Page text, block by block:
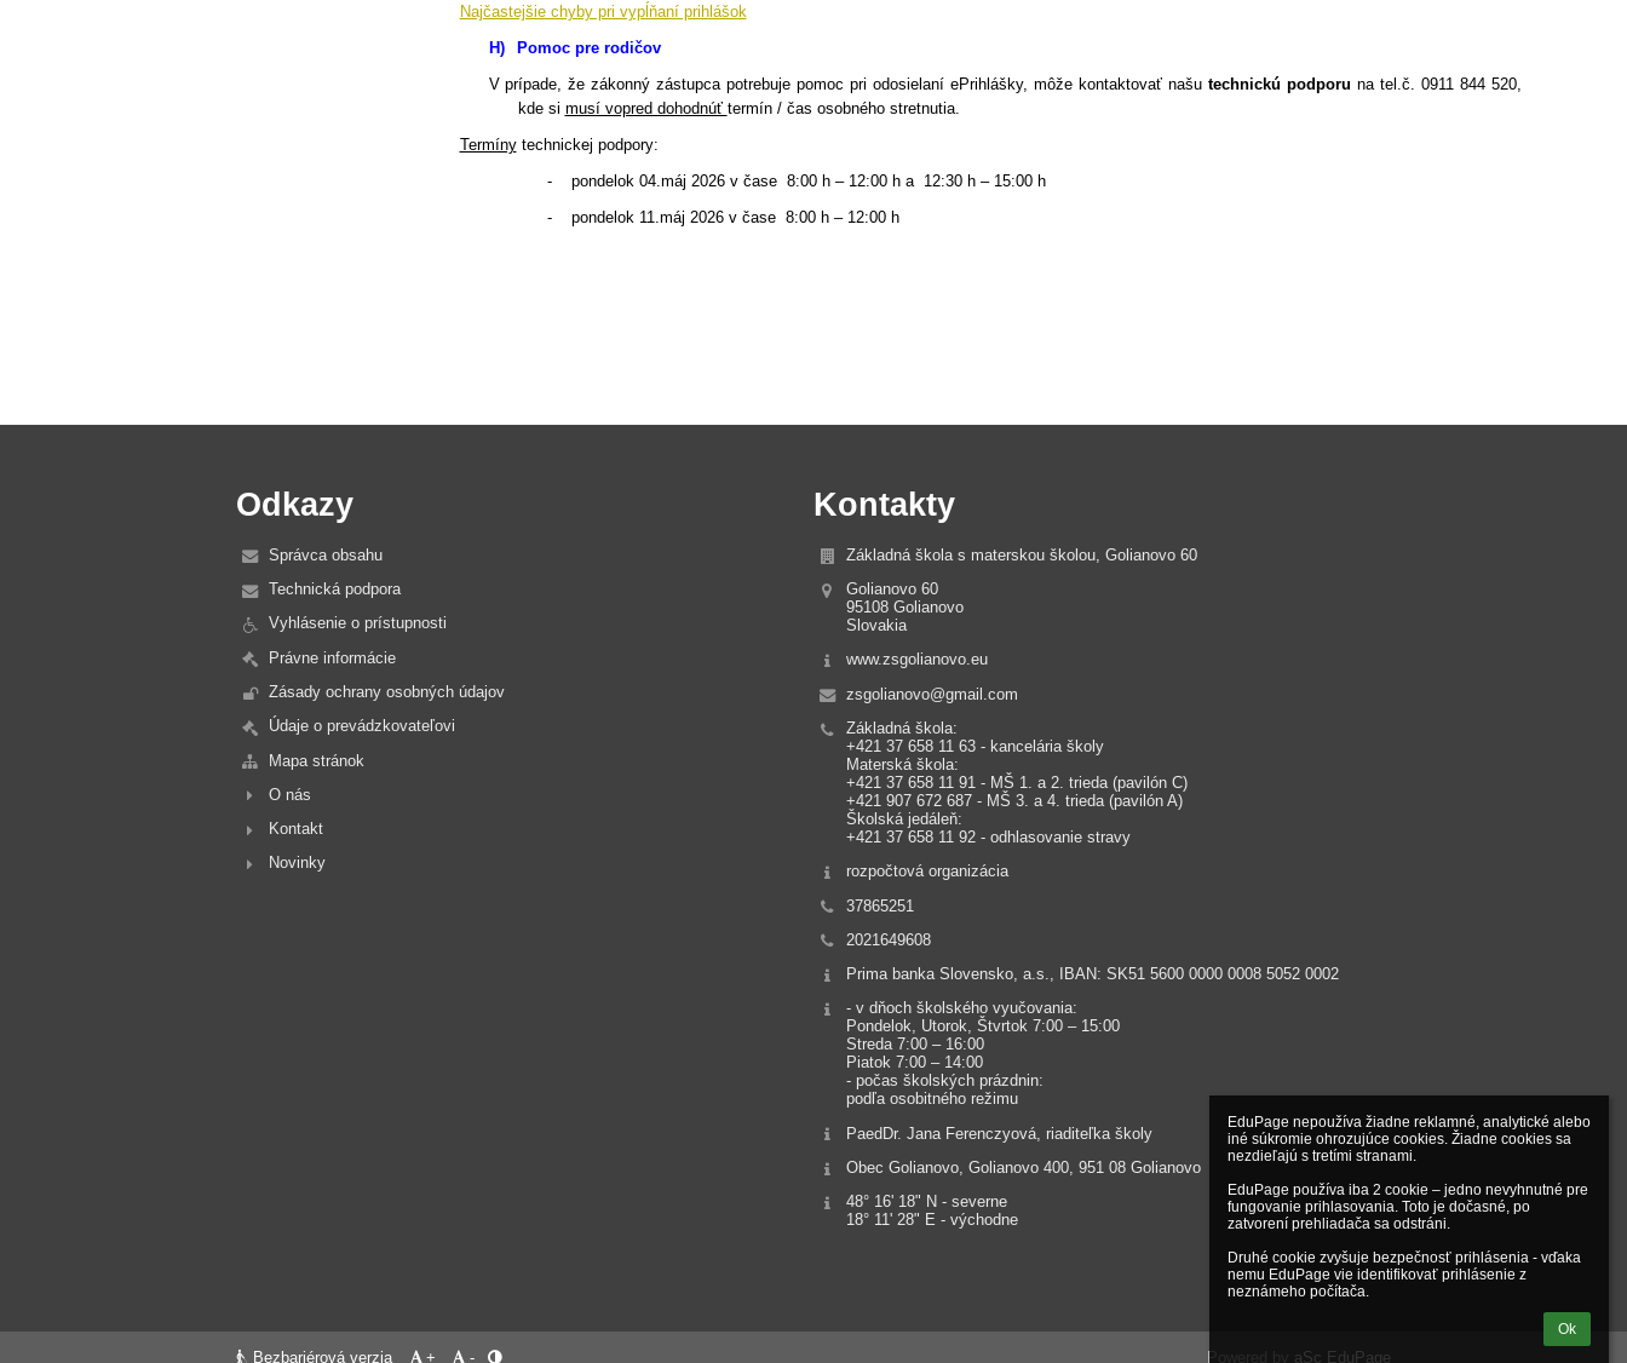
EduPage nepoužíva žiadne reklamné, analytické alebo
iné súkromie ohrozujúce cookies. Žiadne cookies sa
nezdieľajú s tretími stranami.
EduPage používa iba 2 cookie – jedno nevyhnutné pre
fungovanie prihlasovania. Toto je dočasné, po
zatvorení prehliadača sa odstráni.
Druhé cookie zvyšuje bezpečnosť prihlásenia - vďaka
nemu EduPage vie identifikovať prihlásenie z
neznámeho počítača.
Ok
Najčastejšie chyby pri vypĺňaní prihlášok
H)
Pomoc pre rodičov
V prípade, že zákonný zástupca potrebuje pomoc pri odosielaní ePrihlášky, môže kontaktovať našutechnickú podporu na tel.č. 0911 844 520,
kde si musí vopred dohodnúť termín / čas osobného stretnutia.
Termínytechnickej podpory:
-
pondelok 04.máj 2026 v čase 8:00 h – 12:00 h a
12:30 h – 15:00 h
-
pondelok 11.máj 2026 v čase 8:00 h – 12:00 h
Odkazy
Správca obsahu
Technická podpora
Vyhlásenie o prístupnosti
Právne informácie
Zásady ochrany osobných údajov
Údaje o prevádzkovateľovi
Mapa stránok
O nás
Kontakt
Novinky
Kontakty
Základná škola s materskou školou, Golianovo 60
Golianovo 60
95108 Golianovo
Slovakia
www.zsgolianovo.eu
zsgolianovo@gmail.com
Základná škola:
+421 37 658 11 63 - kancelária školy
Materská škola:
+421 37 658 11 91 - MŠ 1. a 2. trieda (pavilón C)
+421 907 672 687 - MŠ 3. a 4. trieda (pavilón A)
Školská jedáleň:
+421 37 658 11 92 - odhlasovanie stravy
rozpočtová organizácia
37865251
2021649608
Prima banka Slovensko, a.s., IBAN: SK51 5600 0000 0008 5052 0002
- v dňoch školského vyučovania:
Pondelok, Utorok, Štvrtok 7:00 – 15:00
Streda 7:00 – 16:00
Piatok 7:00 – 14:00
- počas školských prázdnin:
podľa osobitného režimu
PaedDr. Jana Ferenczyová, riaditeľka školy
Obec Golianovo, Golianovo 400, 951 08 Golianovo
48° 16' 18" N - severne
18° 11' 28" E - východne
Bezbariérová verzia + - Powered by aSc EduPage